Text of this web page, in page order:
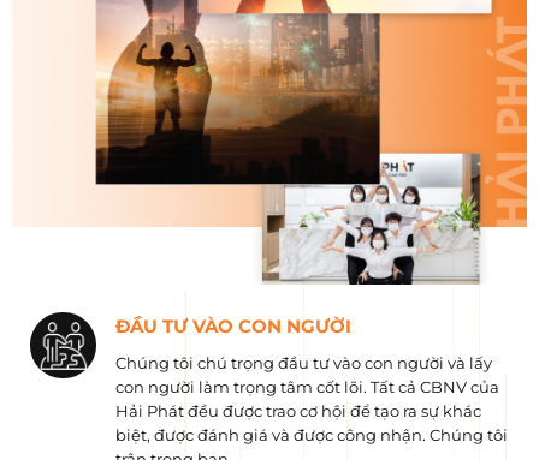
ĐẦU TƯ VÀO CON NGƯỜI
Chúng tôi chú trọng đầu tư vào con người và lấy
con người làm trọng tâm cốt lõi. Tất cả CBNV của
Hải Phát đều được trao cơ hội để tạo ra sự khác
biệt, được đánh giá và được công nhận. Chúng tôi